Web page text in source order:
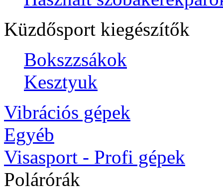
Küzdősport kiegészítők
Bokszzsákok
Kesztyuk
Vibrációs gépek
Egyéb
Visasport - Profi gépek
Polárórák